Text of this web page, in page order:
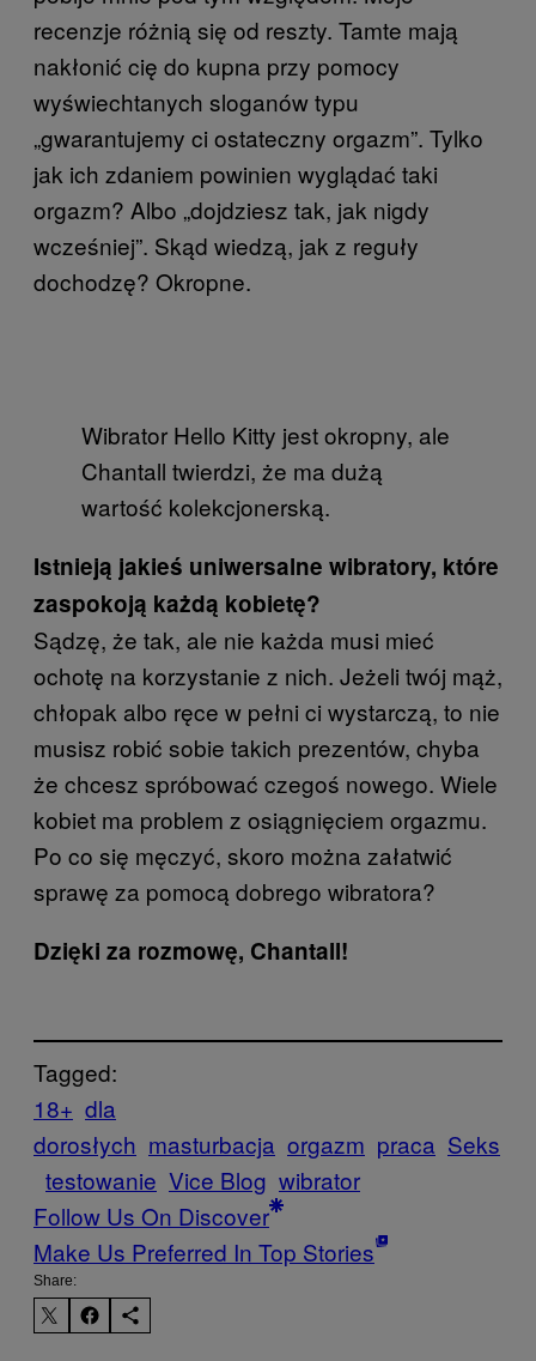
recenzje różnią się od reszty. Tamte mają
nakłonić cię do kupna przy pomocy
wyświechtanych sloganów typu
„gwarantujemy ci ostateczny orgazm”. Tylko
jak ich zdaniem powinien wyglądać taki
orgazm? Albo „dojdziesz tak, jak nigdy
wcześniej”. Skąd wiedzą, jak z reguły
dochodzę? Okropne.
Wibrator Hello Kitty jest okropny, ale
Chantall twierdzi, że ma dużą
wartość kolekcjonerską.
Istnieją jakieś uniwersalne wibratory, które
zaspokoją każdą kobietę?
Sądzę, że tak, ale nie każda musi mieć
ochotę na korzystanie z nich. Jeżeli twój mąż,
chłopak albo ręce w pełni ci wystarczą, to nie
musisz robić sobie takich prezentów, chyba
że chcesz spróbować czegoś nowego. Wiele
kobiet ma problem z osiągnięciem orgazmu.
Po co się męczyć, skoro można załatwić
sprawę za pomocą dobrego wibratora?
Dzięki za rozmowę, Chantall!
Tagged:
18+ dla
dorosłych masturbacja orgazm praca Seks
testowanie Vice Blog wibrator
Follow Us On Discover
Make Us Preferred In Top Stories
Share: